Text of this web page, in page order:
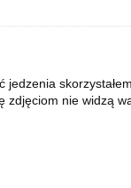
jedzenia
zdjęciom nie widzą